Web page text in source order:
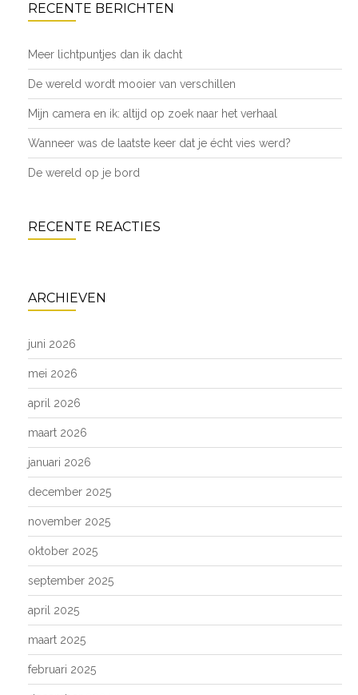
RECENTE BERICHTEN
Meer lichtpuntjes dan ik dacht
De wereld wordt mooier van verschillen
Mijn camera en ik: altijd op zoek naar het verhaal
Wanneer was de laatste keer dat je écht vies werd?
De wereld op je bord
RECENTE REACTIES
ARCHIEVEN
juni 2026
mei 2026
april 2026
maart 2026
januari 2026
december 2025
november 2025
oktober 2025
september 2025
april 2025
maart 2025
februari 2025